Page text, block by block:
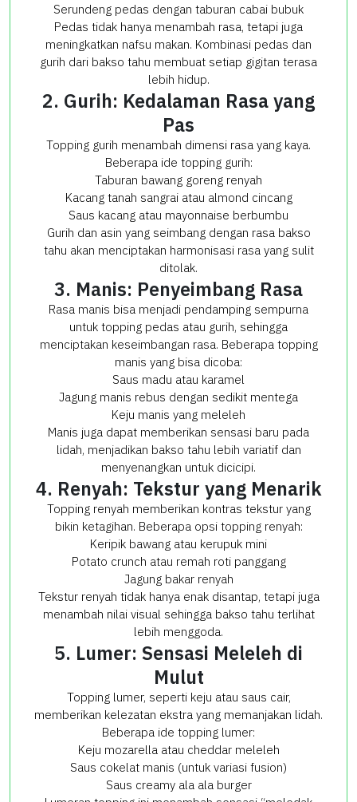
Serundeng pedas dengan taburan cabai bubuk
Pedas tidak hanya menambah rasa, tetapi juga
meningkatkan nafsu makan. Kombinasi pedas dan
gurih dari bakso tahu membuat setiap gigitan terasa
lebih hidup.
2. Gurih: Kedalaman Rasa yang
Pas
Topping gurih menambah dimensi rasa yang kaya.
Beberapa ide topping gurih:
Taburan bawang goreng renyah
Kacang tanah sangrai atau almond cincang
Saus kacang atau mayonnaise berbumbu
Gurih dan asin yang seimbang dengan rasa bakso
tahu akan menciptakan harmonisasi rasa yang sulit
ditolak.
3. Manis: Penyeimbang Rasa
Rasa manis bisa menjadi pendamping sempurna
untuk topping pedas atau gurih, sehingga
menciptakan keseimbangan rasa. Beberapa topping
manis yang bisa dicoba:
Saus madu atau karamel
Jagung manis rebus dengan sedikit mentega
Keju manis yang meleleh
Manis juga dapat memberikan sensasi baru pada
lidah, menjadikan bakso tahu lebih variatif dan
menyenangkan untuk dicicipi.
4. Renyah: Tekstur yang Menarik
Topping renyah memberikan kontras tekstur yang
bikin ketagihan. Beberapa opsi topping renyah:
Keripik bawang atau kerupuk mini
Potato crunch atau remah roti panggang
Jagung bakar renyah
Tekstur renyah tidak hanya enak disantap, tetapi juga
menambah nilai visual sehingga bakso tahu terlihat
lebih menggoda.
5. Lumer: Sensasi Meleleh di
Mulut
Topping lumer, seperti keju atau saus cair,
memberikan kelezatan ekstra yang memanjakan lidah.
Beberapa ide topping lumer:
Keju mozarella atau cheddar meleleh
Saus cokelat manis (untuk variasi fusion)
Saus creamy ala ala burger